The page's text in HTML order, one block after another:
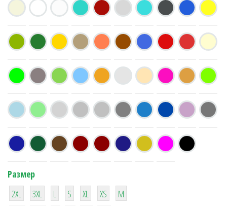
Размер
38
2XL
16
3XL
42
L
42
S
42
XL XS
М